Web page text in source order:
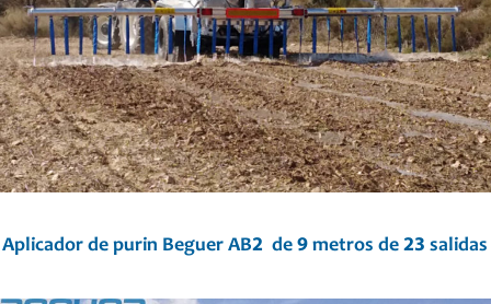
Aplicador de purin Beguer AB2 de 9 metros de 23 salidas